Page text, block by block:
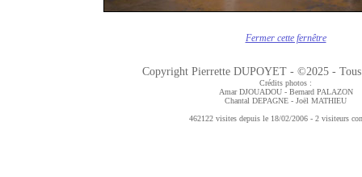
Fermer cette fernêtre
Copyright Pierrette DUPOYET - ©2025 - Tous
Crédits photos :
Amar DJOUADOU - Bernard PALAZON
Chantal DEPAGNE - Joël MATHIEU
462122 visites depuis le 18/02/2006 - 2 visiteurs